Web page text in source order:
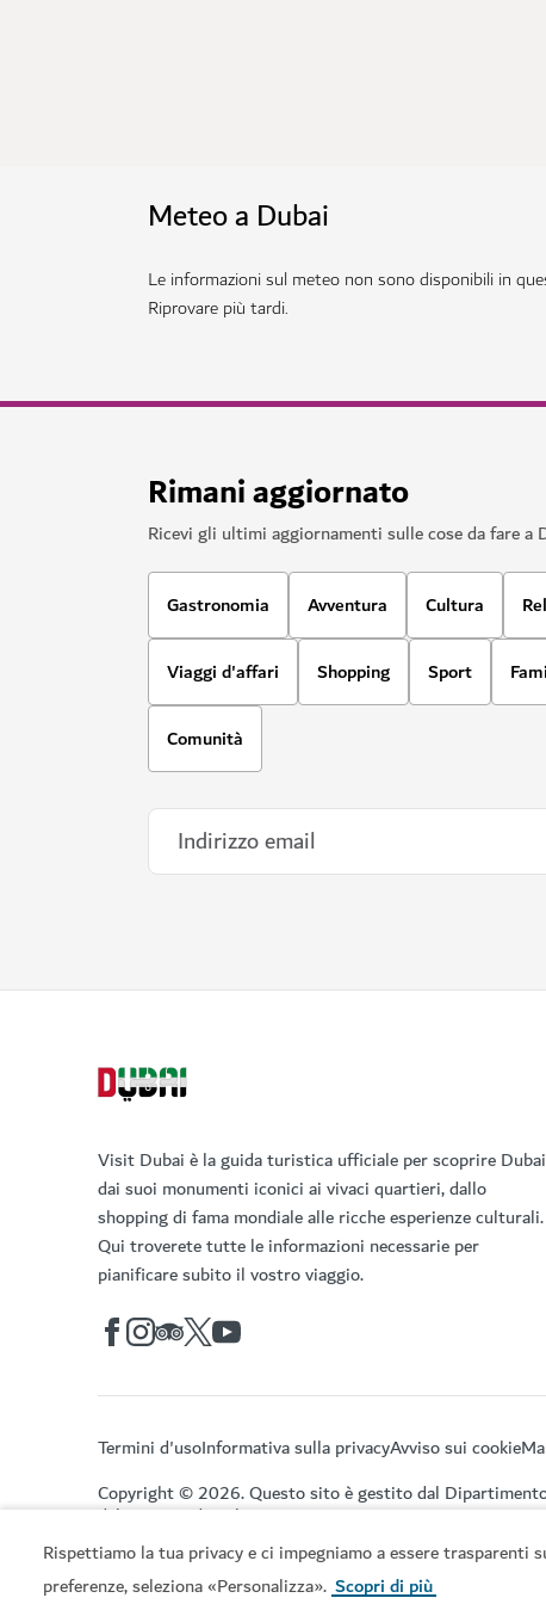
Rispettiamo la tua privacy e ci impegniamo a essere
preferenze, seleziona «Personalizza». Scopri di più
Meteo a Dubai
Le informazioni sul meteo non sono disponibili in
Riprovare più tardi.
Rimani aggiornato
Ricevi gli ultimi aggiornamenti sulle cose da fare a
Gastronomia Avventura Cultura
Viaggi d'affari Shopping Sport
Comunità
Visit Dubai è la guida turistica ufficiale per scoprire
dai suoi monumenti iconici ai vivaci quartieri, dallo
shopping di fama mondiale alle ricche esperienze culturali.
Qui troverete tutte le informazioni necessarie per
pianificare subito il vostro viaggio.
Termini d'usoInformativa sulla privacyAvviso sui cookie
Copyright © 2026. Questo sito è gestito dal Dipartimento
del Turismo di Dubai.